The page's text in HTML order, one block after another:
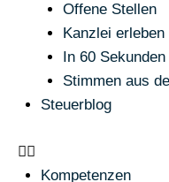
Offene Stellen
Kanzlei erleben
In 60
Stimmen aus
Steuerblog
Kompetenzen